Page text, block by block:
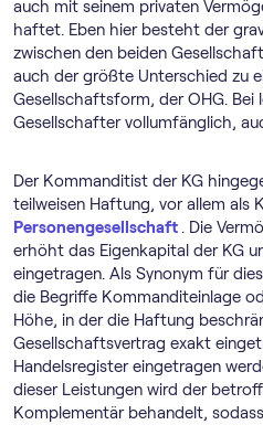
auch mit seinem privaten
haftet. Eben hier besteht der
zwischen den beiden
auch der größte Unterschied zu
Gesellschaftsform, der OHG. Bei
Gesellschafter vollumfänglich,
Der Kommanditist der KG
teilweisen Haftung, vor allem als
Personengesellschaft . Die
erhöht das Eigenkapital der KG
eingetragen. Als Synonym für
die Begriffe Kommanditeinlage
Höhe, in der die Haftung
Gesellschaftsvertrag exakt
Handelsregister eingetragen
dieser Leistungen wird der
Komplementär behandelt,